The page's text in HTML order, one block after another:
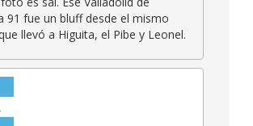
91 fue un bluff desde el mismo
llevó a Higuita, el Pibe y Leonel.